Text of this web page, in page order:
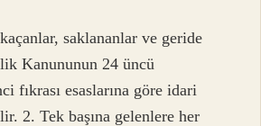
saklananlar ve geride
Kanununun 24 üncü
fıkrası esaslarına göre idari
2. Tek başına gelenlere her